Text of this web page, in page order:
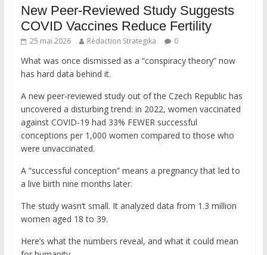
New Peer-Reviewed Study Suggests
COVID Vaccines Reduce Fertility
25 mai 2026 Rédaction Strategika 0
What was once dismissed as a “conspiracy theory” now
has hard data behind it.
A new peer-reviewed study out of the Czech Republic has
uncovered a disturbing trend: in 2022, women vaccinated
against COVID-19 had 33% FEWER successful
conceptions per 1,000 women compared to those who
were unvaccinated.
A “successful conception” means a pregnancy that led to
a live birth nine months later.
The study wasn’t small. It analyzed data from 1.3 million
women aged 18 to 39.
Here’s what the numbers reveal, and what it could mean